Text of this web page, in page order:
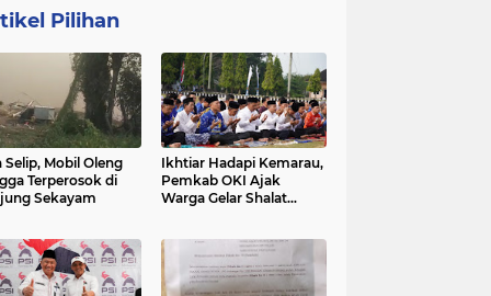
Pilihan
Selip, Mobil Oleng
Terperosok di
Sekayam
Ikhtiar Hadapi Kemarau,
Pemkab OKI Ajak
Warga Gelar Shalat